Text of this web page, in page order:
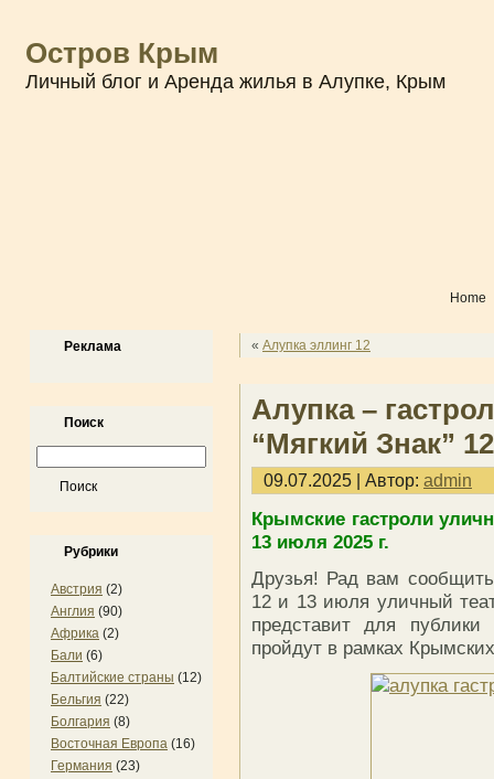
Остров Крым
Личный блог и Аренда жилья в Алупке, Крым
Home
Реклама
Поиск
Рубрики
Австрия (2)
Англия (90)
Африка (2)
Бали (6)
Балтийские страны (12)
Бельгия (22)
Болгария (8)
Восточная Европа (16)
Германия (23)
« Алупка эллинг 12
Алупка –
“Мягкий Знак”
09.07.2025 | Автор: admin
Крымские гастроли
13 июля 2025 г.
Друзья! Рад вам
12 и 13 июля уличный
представит для публики
пройдут в рамках